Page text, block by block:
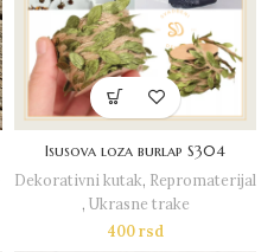
Isusova loza burlap S304
Dekorativni kutak, Repromaterijal
, Ukrasne trake
400rsd